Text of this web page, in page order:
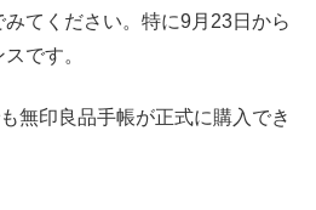
てください。特に9月23日から
です。
無印良品手帳が正式に購入でき